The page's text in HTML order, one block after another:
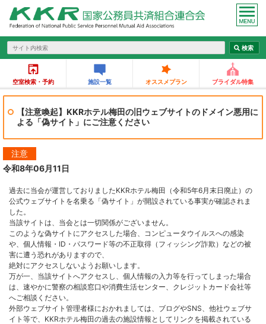
空室検索・予約 施設一覧 オススメプラン ブライダル特集
【注意喚起】KKRホテル梅田の旧ウェブサイトのドメイン悪用に
よる「偽サイト」にご注意ください
注意
令和8年06月11日
過去に当会が運営しておりましたKKRホテル梅田（令和5年6月末日廃止）の
公式ウェブサイトを名乗る「偽サイト」が開設されている事実が確認されま
した。
当該サイトは、当会とは一切関係がございません。
このような偽サイトにアクセスした場合、コンピュータウイルスへの感染
や、個人情報・ID・パスワード等の不正取得（フィッシング詐欺）などの被
害に遭う恐れがありますので、
絶対にアクセスしないようお願いします。
万が一、当該サイトへアクセスし、個人情報の入力等を行ってしまった場合
は、速やかに警察の相談窓口や消費生活センター、クレジットカード会社等
へご相談ください。
外部ウェブサイト管理者様におかれましては、ブログやSNS、他社ウェブサ
イト等で、KKRホテル梅田の過去の施設情報としてリンクを掲載されている